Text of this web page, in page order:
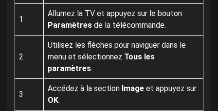
1
Allumez la TV et appuyez sur le bouton
Paramètres de la télécommande.
2
Utilisez les flèches pour naviguer dans le
menu et sélectionnez Tous les
paramètres.
3
Accédez à la section Image et appuyez sur
OK.